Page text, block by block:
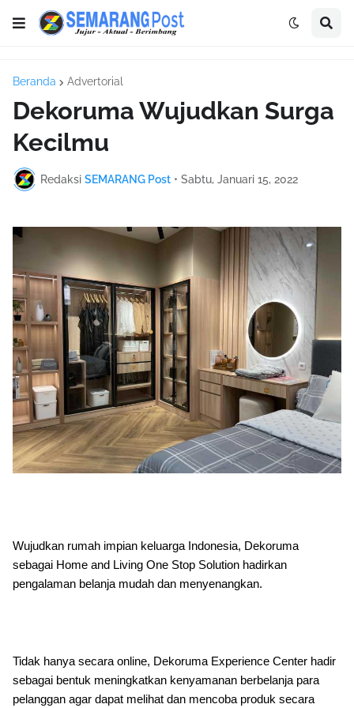
Beranda Advertorial
Dekoruma Wujudkan Surga
Kecilmu
Redaksi SEMARANG Post • Sabtu, Januari 15, 2022
Wujudkan rumah impian keluarga Indonesia, Dekoruma
sebagai Home and Living One Stop Solution hadirkan
pengalaman belanja mudah dan menyenangkan.
Tidak hanya secara online, Dekoruma Experience Center hadir
sebagai bentuk meningkatkan kenyamanan berbelanja para
pelanggan agar dapat melihat dan mencoba produk secara